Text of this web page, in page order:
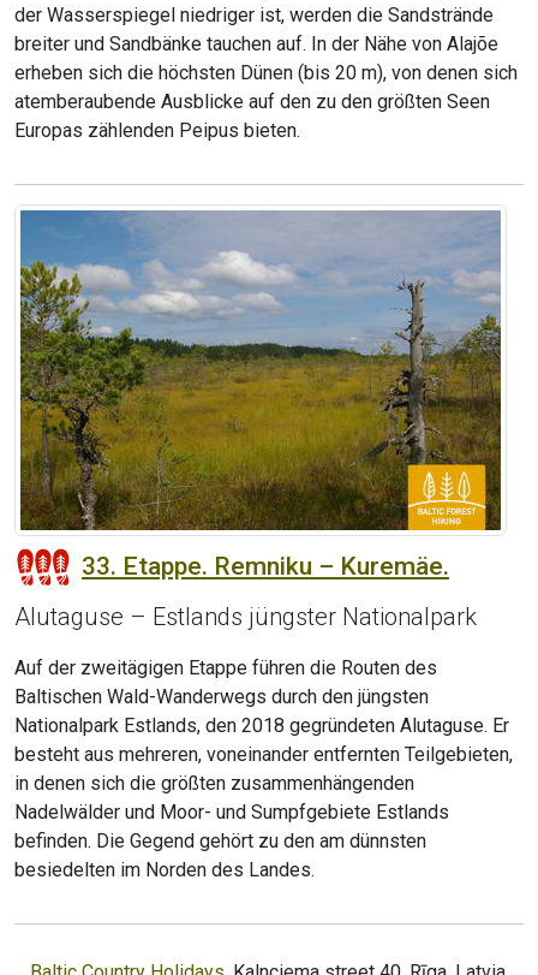
der Wasserspiegel niedriger ist, werden die Sandstrände
breiter und Sandbänke tauchen auf. In der Nähe von Alajõe
erheben sich die höchsten Dünen (bis 20 m), von denen sich
atemberaubende Ausblicke auf den zu den größten Seen
Europas zählenden Peipus bieten.
33. Etappe. Remniku – Kuremäe.
Alutaguse – Estlands jüngster Nationalpark
Auf der zweitägigen Etappe führen die Routen des
Baltischen Wald-Wanderwegs durch den jüngsten
Nationalpark Estlands, den 2018 gegründeten Alutaguse. Er
besteht aus mehreren, voneinander entfernten Teilgebieten,
in denen sich die größten zusammenhängenden
Nadelwälder und Moor- und Sumpfgebiete Estlands
befinden. Die Gegend gehört zu den am dünnsten
besiedelten im Norden des Landes.